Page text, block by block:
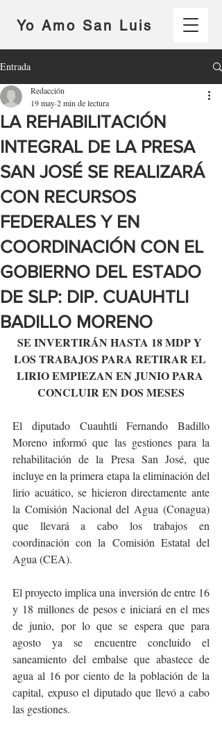
Yo Amo San Luis
Entrada
LA REHABILITACIÓN
INTEGRAL DE LA PRESA
SAN JOSÉ SE REALIZARÁ
CON RECURSOS
FEDERALES Y EN
COORDINACIÓN CON EL
GOBIERNO DEL ESTADO
DE SLP: DIP. CUAUHTLI
BADILLO MORENO
Redacción
19 may2 min de lectura
SE INVERTIRÁN HASTA 18 MDP Y
LOS TRABAJOS PARA RETIRAR EL
LIRIO EMPIEZAN EN JUNIO PARA
CONCLUIR EN DOS MESES
El diputado Cuauhtli Fernando Badillo
Moreno informó que las gestiones para la
rehabilitación de la Presa San José, que
incluye en la primera etapa la eliminación del
lirio acuático, se hicieron directamente ante
la Comisión Nacional del Agua (Conagua)
que llevará a cabo los trabajos en
coordinación con la Comisión Estatal del
Agua (CEA).
El proyecto implica una inversión de entre 16
y 18 millones de pesos e iniciará en el mes
de junio, por lo que se espera que para
agosto ya se encuentre concluido el
saneamiento del embalse que abastece de
agua al 16 por ciento de la población de la
capital, expuso el diputado que llevó a cabo
las gestiones.